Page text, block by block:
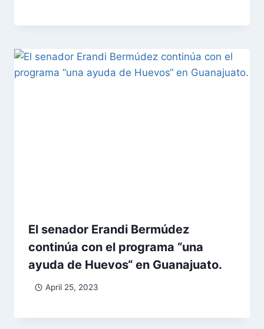
El senador Erandi Bermúdez
continúa con el programa “una
ayuda de Huevos“ en Guanajuato.
April 25, 2023